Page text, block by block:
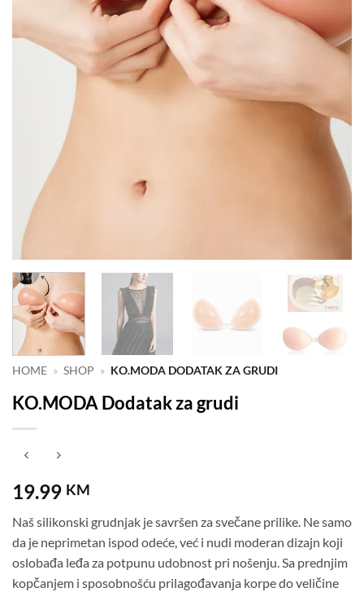
HOME » SHOP » KO.MODA DODATAK ZA GRUDI
KO.MODA Dodatak za grudi
19.99 KM
Naš silikonski grudnjak je savršen za svečane prilike. Ne samo
da je neprimetan ispod odeće, već i nudi moderan dizajn koji
oslobađa leđa za potpunu udobnost pri nošenju. Sa prednjim
kopčanjem i sposobnošću prilagođavanja korpe do veličine